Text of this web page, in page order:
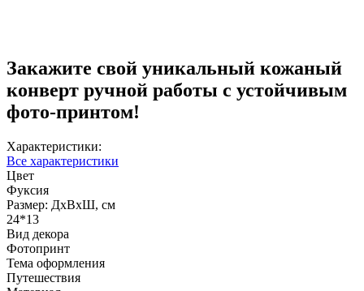
Закажите свой уникальный кожаный
конверт ручной работы с устойчивым
фото-принтом!
Характеристики:
Все характеристики
Цвет
Фуксия
Размер: ДхВхШ, см
24*13
Вид декора
Фотопринт
Тема оформления
Путешествия